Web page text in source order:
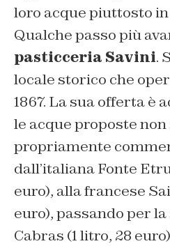
loro acque piuttosto
Qualche passo più
pasticceria Savini.
locale storico che
1867. La sua offerta è
le acque proposte non
propriamente
dall’italiana Fonte
euro), alla francese
euro), passando per
Cabras (1 litro, 28